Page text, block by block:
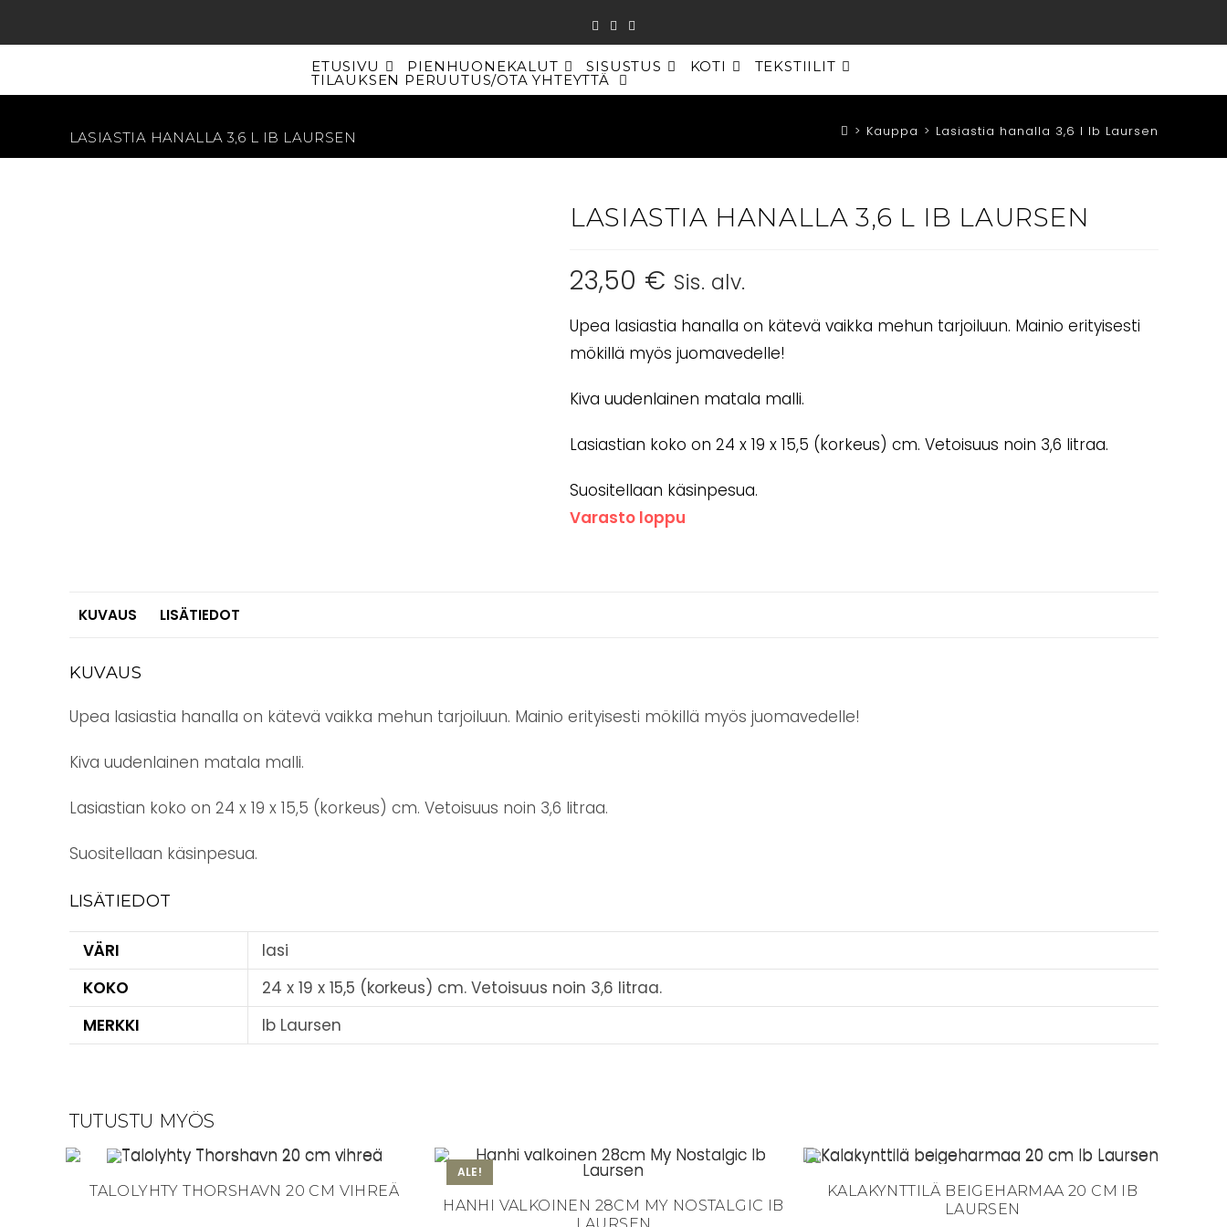
ETUSIVU PIENHUONEKALUT SISUSTUS KOTI TEKSTIILIT
TILAUKSEN PERUUTUS/OTA YHTEYTTÄ TOGGLE
WEBSITE
LASIASTIA HANALLA 3,6 L IB LAURSEN > Kauppa > Lasiastia hanalla 3,6 l Ib Laursen
LASIASTIA HANALLA 3,6 L IB LAURSEN
23,50 € Sis. alv.
Upea lasiastia hanalla on kätevä vaikka mehun tarjoiluun. Mainio erityisesti
mökillä myös juomavedelle!
Kiva uudenlainen matala malli.
Lasiastian koko on 24 x 19 x 15,5 (korkeus) cm. Vetoisuus noin 3,6 litraa.
Suositellaan käsinpesua.
Varasto loppu
KUVAUS LISÄTIEDOT
KUVAUS
Upea lasiastia hanalla on kätevä vaikka mehun tarjoiluun. Mainio erityisesti mökillä myös juomavedelle!
Kiva uudenlainen matala malli.
Lasiastian koko on 24 x 19 x 15,5 (korkeus) cm. Vetoisuus noin 3,6 litraa.
Suositellaan käsinpesua.
LISÄTIEDOT
VÄRI
lasi
KOKO
24 x 19 x 15,5 (korkeus) cm. Vetoisuus noin 3,6 litraa.
MERKKI
Ib Laursen
TUTUSTU MYÖS
TALOLYHTY THORSHAVN 20 CM VIHREÄ
ALE!
HANHI VALKOINEN 28CM MY NOSTALGIC IB
KALAKYNTTILÄ BEIGEHARMAA 20 CM IB
LAURSEN